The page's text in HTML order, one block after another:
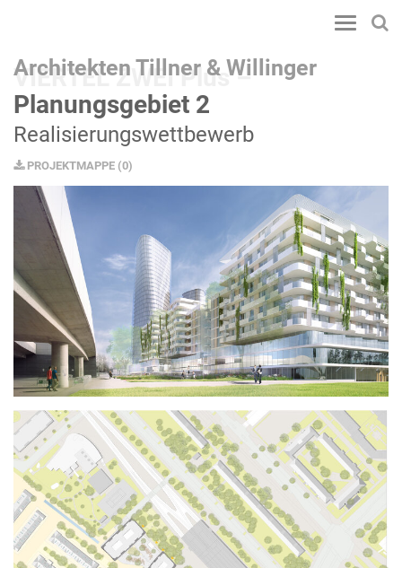
Toggle
Architekten Tillner & Willinger
VIERTEL ZWEI Plus –
Planungsgebiet 2
Realisierungswettbewerb
PROJEKTMAPPE (0)